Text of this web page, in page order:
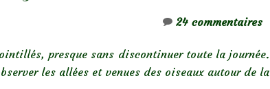
24 commentaires
presque sans discontinuer toute la journée.
les allées et venues des oiseaux autour de la